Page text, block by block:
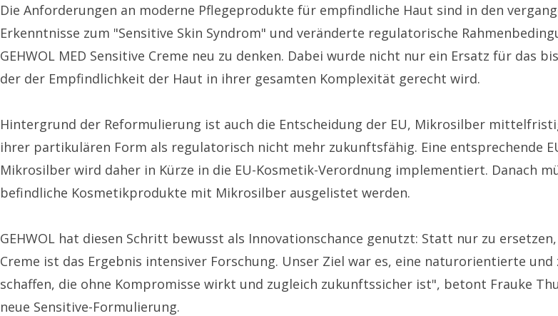
Die Anforderungen an moderne Pflegeprodukte für empfindliche Haut sind in den
Erkenntnisse zum "Sensitive Skin Syndrom" und veränderte regulatorische
GEHWOL MED Sensitive Creme neu zu denken. Dabei wurde nicht nur ein Ersatz für das
der der Empfindlichkeit der Haut in ihrer gesamten Komplexität gerecht wird.
Hintergrund der Reformulierung ist auch die Entscheidung der EU, Mikrosilber
ihrer partikulären Form als regulatorisch nicht mehr zukunftsfähig. Eine entsprechende
Mikrosilber wird daher in Kürze in die EU-Kosmetik-Verordnung implementiert. Danach
befindliche Kosmetikprodukte mit Mikrosilber ausgelistet werden.
GEHWOL hat diesen Schritt bewusst als Innovationschance genutzt: Statt nur zu
Creme ist das Ergebnis intensiver Forschung. Unser Ziel war es, eine naturorientierte
schaffen, die ohne Kompromisse wirkt und zugleich zukunftssicher ist", betont Frauke
neue Sensitive-Formulierung.